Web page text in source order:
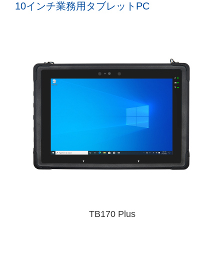
10インチ業務用タブレットPC
TB170 Plus